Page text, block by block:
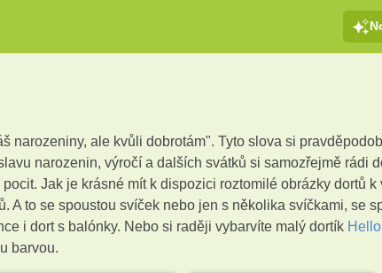
narozeniny, ale kvůli dobrotám". Tyto slova si
narozenin, výročí a dalších svátků si samozřejmě rádi
Jak je krásné mít k dispozici roztomilé obrázky dortů
A to se spoustou svíček nebo jen s několika svíčkami, se
i dort s balónky. Nebo si raději vybarvíte malý dortík
barvou.